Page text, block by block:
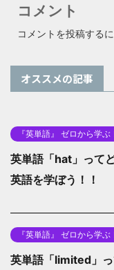
コメント
コメントを投稿する
オススメの記事
『英単語』 ゼロから学ぶ
英単語「hat」って
英語を学ぼう！！
『英単語』 ゼロから学ぶ
英単語「limited」